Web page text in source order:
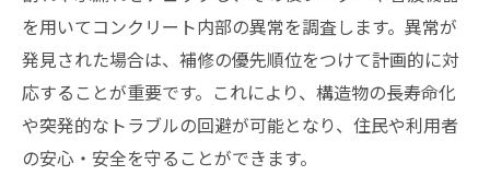
を用いてコンクリート内部の異常を調査します。異常が
発見された場合は、補修の優先順位をつけて計画的に対
応することが重要です。これにより、構造物の長寿命化
や突発的なトラブルの回避が可能となり、住民や利用者
の安心・安全を守ることができます。